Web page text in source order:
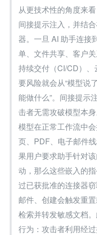
从更技术性的角度来
间接提示注入，并结
器。一旦 AI 助手连接
单、文件共享、客户
持续交付（CI/CD）
要风险就会从“模型说
能做什么”。间接提示
击者无需攻破模型本
模型在正常工作流中
页、PDF、电子邮件
果用户要求助手针对
动，那么这些嵌入的
过已获批准的连接器
邮件、创建会触发重
检索并转发敏感文档
行为：攻击者利用经